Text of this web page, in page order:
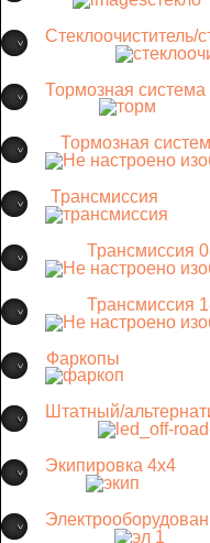
Стеклоочиститель/
Тормозная система
Тормозная
Трансмиссия
Трансмиссия
Трансмиссия
Фаркопы
Штатный/
Экипировка 4х4